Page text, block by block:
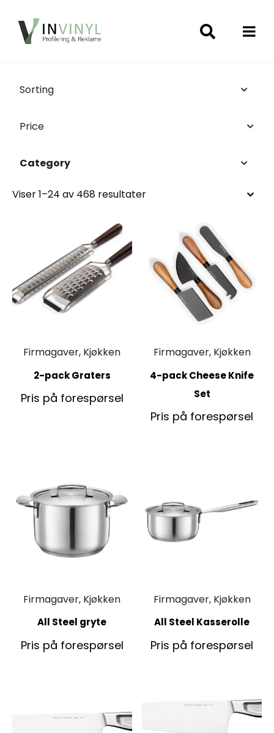
Sorting
Price
Category
Viser 1–24 av 468 resultater
Firmagaver, Kjøkken
2-pack Graters
Pris på forespørsel
Firmagaver, Kjøkken
4-pack Cheese Knife
Set
Pris på forespørsel
Firmagaver, Kjøkken
All Steel gryte
Pris på forespørsel
Firmagaver, Kjøkken
All Steel Kasserolle
Pris på forespørsel